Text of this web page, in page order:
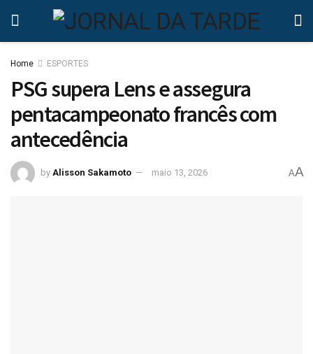
Home ESPORTES
PSG supera Lens e assegura
pentacampeonato francês com
antecedência
by Alisson Sakamoto maio 13, 2026 AA